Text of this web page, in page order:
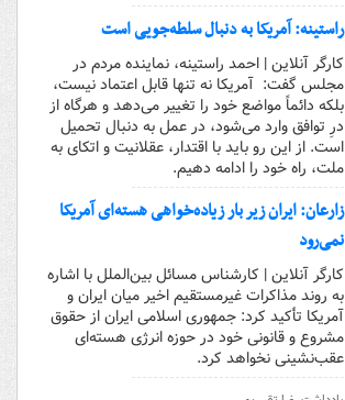
راستینه: آمریکا به دنبال سلطه‌جویی است
کارگر آنلاین | احمد راستینه، نماینده مردم در
مجلس گفت: آمریکا نه تنها قابل اعتماد نیست،
بلکه دائماً مواضع خود را تغییر می‌دهد و هرگاه از
درِ توافق وارد می‌شود، در عمل به دنبال تحمیل
است. از این رو باید با اقتدار، عقلانیت و اتکای به
ملت، راه خود را ادامه دهیم.
زارعان: ایران زیر بار زیاده‌خواهی هسته‌ای آمریکا
نمی‌رود
کارگر آنلاین | کارشناس مسائل بین‌الملل با اشاره
به روند مذاکرات غیرمستقیم اخیر میان ایران و
آمریکا تأکید کرد: جمهوری اسلامی ایران از حقوق
مشروع و قانونی خود در حوزه انرژی هسته‌ای
عقب‌نشینی نخواهد کرد.